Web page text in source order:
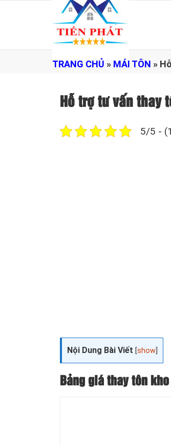
TRANG CHỦ » MÁI TÔN »
Hỗ trợ tư vấn thay
5/5 -
Nội Dung Bài Viết [show
Bảng giá thay tôn